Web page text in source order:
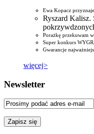
Ewa Kopacz
Ryszard Kalisz.
Porażkę przekuwam
Super konkurs
Gwarancje
więcej>
Newsletter